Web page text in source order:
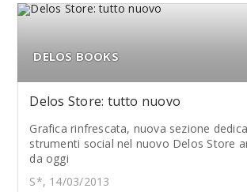
DELOS BOOKS
Delos Store: tutto nuovo
Grafica rinfrescata, nuova sezione
strumenti social nel nuovo Delos Store
da oggi
S*, 14/03/2013